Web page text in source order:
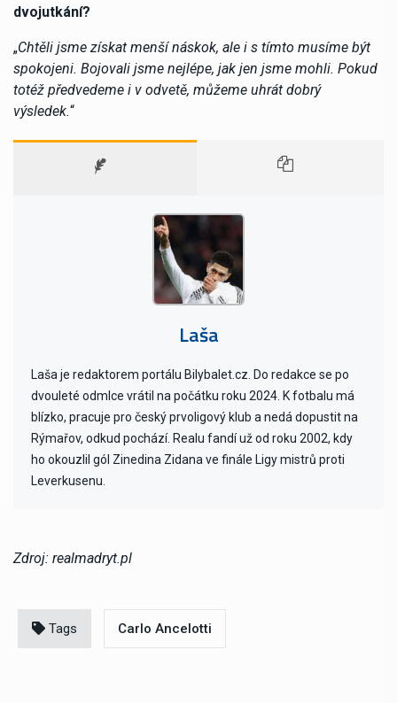
dvojutkání?
„Chtěli jsme získat menší náskok, ale i s tímto musíme být
spokojeni. Bojovali jsme nejlépe, jak jen jsme mohli. Pokud
totéž předvedeme i v odvetě, můžeme uhrát dobrý
výsledek.“
Laša
Laša je redaktorem portálu Bilybalet.cz. Do redakce se po
dvouleté odmlce vrátil na počátku roku 2024. K fotbalu má
blízko, pracuje pro český prvoligový klub a nedá dopustit na
Rýmařov, odkud pochází. Realu fandí už od roku 2002, kdy
ho okouzlil gól Zinedina Zidana ve finále Ligy mistrů proti
Leverkusenu.
Zdroj: realmadryt.pl
Tags Carlo Ancelotti